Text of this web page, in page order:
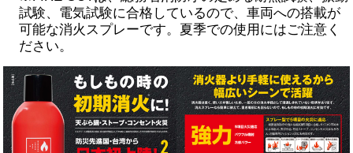
試験、電気試験に合格しているので、車両への搭載が
可能な消火スプレーです。夏季での使用にはご注意く
ださい。